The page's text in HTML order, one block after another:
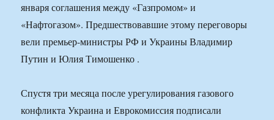
января соглашения между «Газпромом» и
«Нафтогазом». Предшествовавшие этому переговоры
вели премьер-министры РФ и Украины Владимир
Путин и Юлия Тимошенко .
Спустя три месяца после урегулирования газового
конфликта Украина и Еврокомиссия подписали